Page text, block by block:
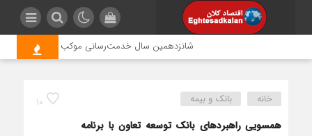
شانزدهمین سال خدمت‌رسانی موکب امام رضا (ع)
10 خانه بانک و بیمه
همسویی راهبردهای بانک توسعه تعاون با برنامه